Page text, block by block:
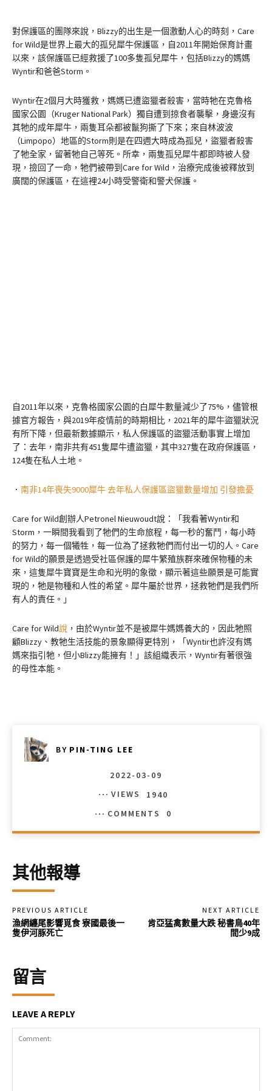
對保護區的團隊來說，Blizzy的出生是一個激動人心的時刻，Care
for Wild是世界上最大的孤兒犀牛保護區，自2011年開始保育計畫
以來，該保護區已經救援了100多隻孤兒犀牛，包括Blizzy的媽媽
Wyntir和爸爸Storm。
Wyntir在2個月大時獲救，媽媽已遭盜獵者殺害，當時牠在克魯格
國家公園（Kruger National Park）獨自遭到掠食者襲擊，身邊沒有
其牠的成年犀牛，兩隻耳朵都被鬣狗撕了下來；來自林波波
（Limpopo）地區的Storm則是在四週大時成為孤兒，盜獵者殺害
了牠全家，留著牠自己等死。所幸，兩隻孤兒犀牛都即時被人發
現，撿回了一命，牠們被帶到Care for Wild，治療完成後被釋放到
廣闊的保護區，在這裡24小時受警衛和警犬保護。
自2011年以來，克魯格國家公園的白犀牛數量減少了75%，儘管根
據官方報告，與2019年疫情前的時期相比，2021年的犀牛盜獵狀況
有所下降，但最新數據顯示，私人保護區的盜獵活動事實上增加
了：去年，南非共有451隻犀牛遭盜獵，其中327隻在政府保護區，
124隻在私人土地。
． 南非14年喪失9000犀牛 去年私人保護區盜獵數量增加 引發擔憂
Care for Wild創辦人Petronel Nieuwoudt說：「我看著Wyntir和
Storm，一瞬間我看到了牠們的生命旅程，每一秒的奮鬥，每小時
的努力，每一個犧牲，每一位為了拯救牠們而付出一切的人。Care
for Wild的願景是透過受社區保護的犀牛繁殖族群來確保物種的未
來，這隻犀牛寶寶是生命和光明的象徵，顯示著這些願景是可能實
現的，牠是物種和人性的希望。犀牛屬於世界，拯救牠們是我們所
有人的責任。」
Care for Wild說 ，由於Wyntir並不是被犀牛媽媽養大的，因此牠照
顧Blizzy、教牠生活技能的景象顯得更特別，「Wyntir也許沒有媽
媽來指引牠，但小Blizzy能擁有！」該組織表示，Wyntir有著很強
的母性本能。
BY PIN-TING LEE
2022-03-09
VIEWS
1940
COMMENTS
0
其他報導
PREVIOUS ARTICLE
漁網纏尾影響覓食 寮國最後一
隻伊河豚死亡
NEXT ARTICLE
肯亞猛禽數量大跌 秘書鳥40年
間少9成
留言
LEAVE A REPLY